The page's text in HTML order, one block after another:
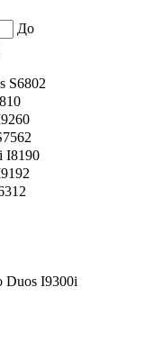
До
S6802
I8190
Duos I9300i